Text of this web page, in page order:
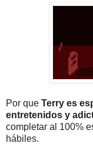
Por que Terry es
entretenidos y
completar al 100%
hábiles.